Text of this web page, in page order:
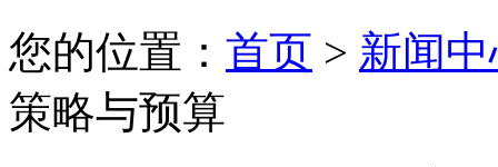
您的位置： 首页 > 新闻
策略与预算